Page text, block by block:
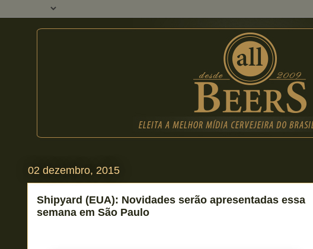
02 dezembro, 2015
Shipyard (EUA): Novidades serão apresentadas essa
semana em São Paulo